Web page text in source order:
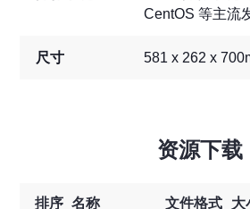
CentOS 等主流
尺寸 581 x 262 x
资源下载
排序 名称 文件格式 大